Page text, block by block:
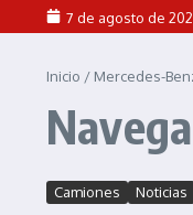
Saltar al contenido
7 de agosto de
Inicio / Mercedes-
Camiones Noticias